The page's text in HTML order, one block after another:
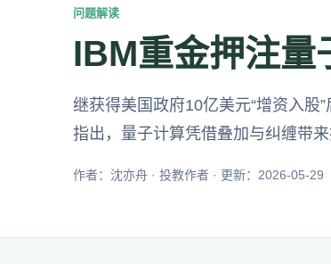
问题解读
IBM重金押注量
继获得美国政府10亿美元“增资入股
指出，量子计算凭借叠加与纠缠带
作者：沈亦舟 · 投教作者 · 更新：2026-05-29